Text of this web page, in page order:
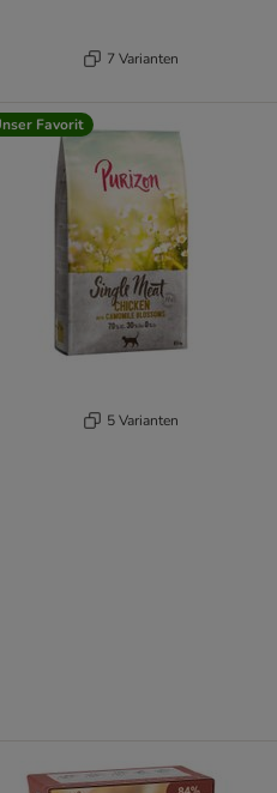
7 Varianten
Favorit
5 Varianten